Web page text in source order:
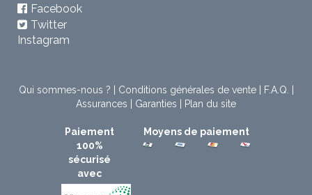
Facebook
Twitter
Instagram
Qui sommes-nous ? Conditions générales de vente| F.A.Q.
Assurances
Garanties Plan du site
Paiement
100%
sécurisé
avec
Moyens de paiement